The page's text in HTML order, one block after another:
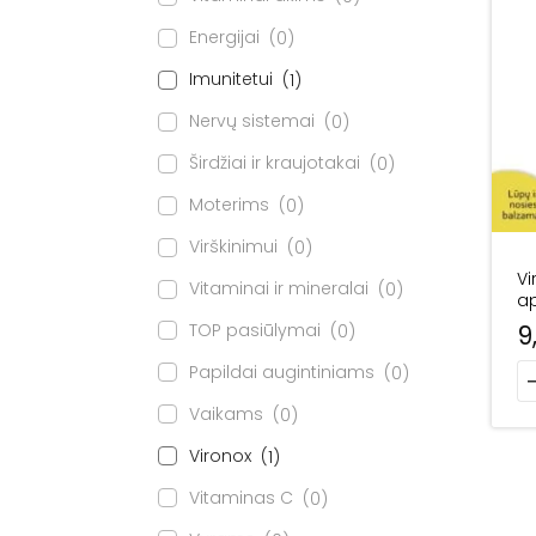
Energijai
0
Imunitetui
1
Nervų sistemai
0
Širdžiai ir kraujotakai
0
Moterims
0
Virškinimui
0
Vitaminai ir mineralai
0
TOP pasiūlymai
0
Papildai augintiniams
0
Vaikams
0
Vironox
1
Vitaminas C
0